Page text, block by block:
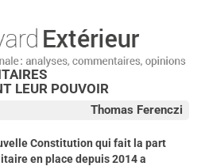
LEUR POUVOIR
Thomas Ferenczi
Constitution qui fait la part
en place depuis 2014 a